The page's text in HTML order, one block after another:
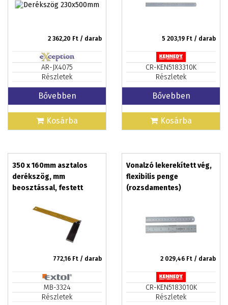
2 362,20 Ft / darab
AR-JX4075
Részletek
Bővebben
Kosárba
5 203,19 Ft / darab
CR-KEN5183310K
Részletek
Bővebben
Kosárba
350 x 160mm asztalos
derékszög, mm
beosztással, festett
772,16 Ft / darab
MB-3324
Részletek
Vonalzó lekerekített vég,
flexibilis penge
(rozsdamentes)
2 029,46 Ft / darab
CR-KEN5183010K
Részletek